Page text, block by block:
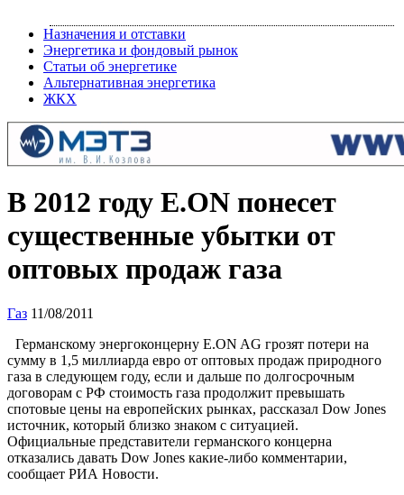
Назначения и отставки
Энергетика и фондовый рынок
Статьи об энергетике
Альтернативная энергетика
ЖКХ
В 2012 году E.ON понесет
существенные убытки от
оптовых продаж газа
Газ 11/08/2011
Германскому энергоконцерну E.ON AG грозят потери на
сумму в 1,5 миллиарда евро от оптовых продаж природного
газа в следующем году, если и дальше по долгосрочным
договорам с РФ стоимость газа продолжит превышать
спотовые цены на европейских рынках, рассказал Dow Jones
источник, который близко знаком с ситуацией.
Официальные представители германского концерна
отказались давать Dow Jones какие-либо комментарии,
сообщает РИА Новости.